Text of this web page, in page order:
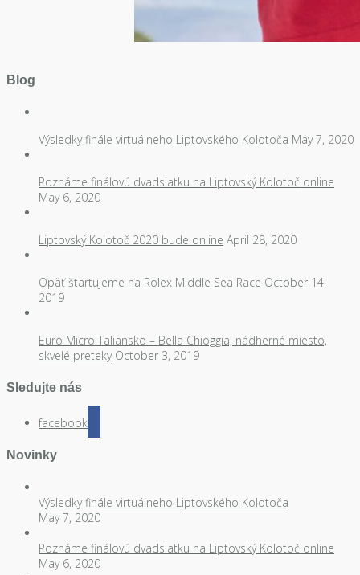
Blog
Výsledky finále virtuálneho Liptovského Kolotoča May 7, 2020
Poznáme finálovú dvadsiatku na Liptovský Kolotoč online
May 6, 2020
Liptovský Kolotoč 2020 bude online April 28, 2020
Opäť štartujeme na Rolex Middle Sea Race October 14,
2019
Euro Micro Taliansko – Bella Chioggia, nádherné miesto,
skvelé preteky October 3, 2019
Sledujte nás
facebook
Novinky
Výsledky finále virtuálneho Liptovského Kolotoča
May 7, 2020
Poznáme finálovú dvadsiatku na Liptovský Kolotoč online
May 6, 2020